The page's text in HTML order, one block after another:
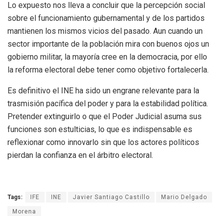
Lo expuesto nos lleva a concluir que la percepción social
sobre el funcionamiento gubernamental y de los partidos
mantienen los mismos vicios del pasado. Aun cuando un
sector importante de la población mira con buenos ojos un
gobierno militar, la mayoría cree en la democracia, por ello
la reforma electoral debe tener como objetivo fortalecerla.
Es definitivo el INE ha sido un engrane relevante para la
trasmisión pacífica del poder y para la estabilidad política.
Pretender extinguirlo o que el Poder Judicial asuma sus
funciones son estulticias, lo que es indispensable es
reflexionar como innovarlo sin que los actores políticos
pierdan la confianza en el árbitro electoral.
Tags: IFE INE Javier Santiago Castillo Mario Delgado
Morena